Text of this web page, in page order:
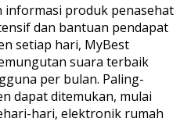
informasi produk penasehat
dan bantuan pendapat
setiap hari, MyBest
suara terbaik
per bulan. Paling-
dapat ditemukan, mulai
hari, elektronik rumah